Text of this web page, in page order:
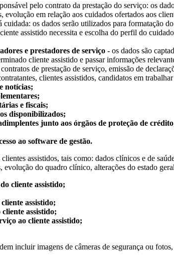
pelo contrato da prestação do serviço: os
em relação aos cuidados ofertados aos
cuidada: os dados serão utilizados para formatação
assistido necessita e escolha do perfil do
e prestadores de serviço - os dados são
cliente assistido e passar informações
de prestação de serviço, emissão de
clientes assistidos, candidatos em
notícias;
e fiscais;
disponibilizados;
junto aos órgãos de proteção de
ao software de gestão.
assistidos, tais como: dados clínicos e de
do quadro clínico, alterações do estado
cliente assistido;
assistido;
assistido;
ao cliente assistido;
incluir imagens de câmeras de segurança ou